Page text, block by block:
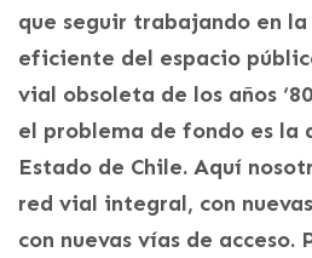
que seguir trabajando en
eficiente del espacio
vial obsoleta de los años
el problema de fondo es la
Estado de Chile. Aquí
red vial integral, con
con nuevas vías de acceso.